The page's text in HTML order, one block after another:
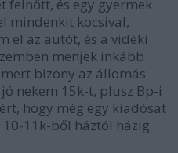
felnőtt, és egy gyermek
mindenkit kocsival,
el az autót, és a vidéki
menjek inkább
bizony az állomás
nekem 15k-t, plusz Bp-i
hogy még egy kiadósat
11k-ből háztól házig